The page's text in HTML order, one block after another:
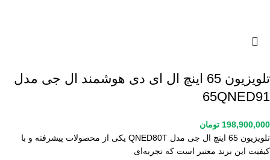
تلویزیون 65 اینچ ال ای دی هوشمند ال جی مدل
65QNED91
198,900,000 تومان
تلویزیون 65 اینچ ال جی مدل QNED80T یکی از محصولات پیشرفته و با
کیفیت این برند معتبر است که تجربه‌ای